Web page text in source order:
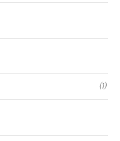
(1)